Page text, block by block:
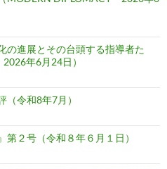
の進展とその台頭する指導者た
年6月24日）
（令和8年7月）
２号（令和８年６月１日）